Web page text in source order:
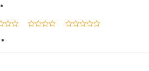
*
*